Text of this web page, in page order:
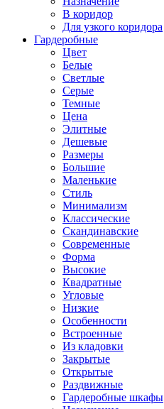
В коридор
Для узкого коридора
Гардеробные
Цвет
Белые
Светлые
Серые
Темные
Цена
Элитные
Дешевые
Размеры
Большие
Маленькие
Стиль
Минимализм
Классические
Скандинавские
Современные
Форма
Высокие
Квадратные
Угловые
Низкие
Особенности
Встроенные
Из кладовки
Закрытые
Открытые
Раздвижные
Гардеробные шкафы